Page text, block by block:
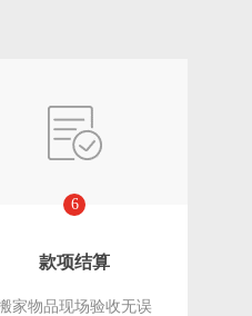
6
款项结算
家物品现场验收无误